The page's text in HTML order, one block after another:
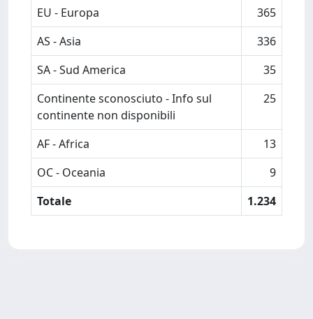
EU - Europa
365
AS - Asia
336
SA - Sud America
35
Continente sconosciuto - Info sul
continente non disponibili
25
AF - Africa
13
OC - Oceania
9
Totale
1.234